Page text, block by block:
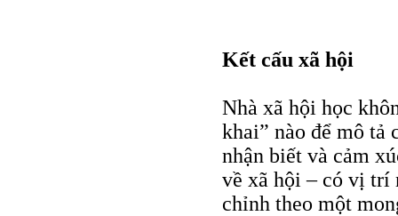
Kết cấu xã hội
Nhà xã hội học
khai” nào để mô tả
nhận biết và cảm
về xã hội – có vị trí
chỉnh theo một